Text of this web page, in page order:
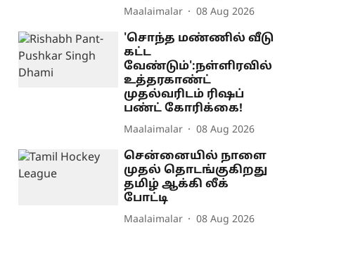
Maalaimalar 08 Aug 2026
'சொந்த மண்ணில் வீடு
கட்ட
வேண்டும்':நள்ளிரவில்
உத்தரகாண்ட்
முதல்வரிடம் ரிஷப்
பண்ட் கோரிக்கை!
Maalaimalar 08 Aug 2026
சென்னையில் நாளை
முதல் தொடங்குகிறது
தமிழ் ஆக்கி லீக்
போட்டி
Maalaimalar 08 Aug 2026